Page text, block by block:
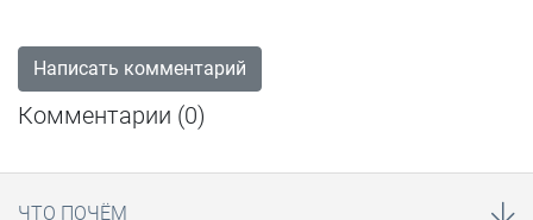
Написать комментарий
Комментарии (0)
ЧТО ПОЧЁМ